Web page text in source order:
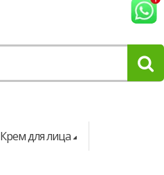
Крем для лица